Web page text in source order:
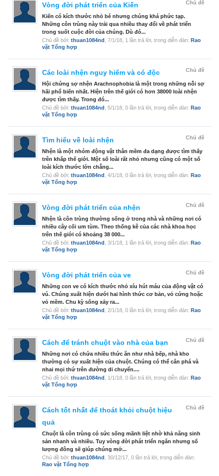
Chủ đề
Vòng đời phát triển của Kiến
Kiến có kích thước nhỏ bé nhưng chúng khá phức tạp.
Những côn trùng này trải qua nhiều thay đổi về phát triển
trong suốt cuộc đời của chúng. Dù đó...
Chủ đề bởi: thuan1084nd 7/1/18 , 1 lần trả lời, trong diễn đàn: Rao
vặt Tổng hợp
Chủ đề
Các loài nhện nguy hiểm và có độc
Hội chứng sợ nhện Arachnophobia là một trong những nỗi sợ
hãi phổ biến nhất. Hiện trên thế giới có hơn 38000 loài nhện
được tìm thấy. Trong đó...
Chủ đề bởi: thuan1084nd 5/1/18 , 0 lần trả lời, trong diễn đàn: Rao
vặt Tổng hợp
Chủ đề
Tìm hiểu về loài nhện
Nhện là một nhóm động vật thân mềm đa dạng được tìm thấy
trên khắp thế giới. Một số loài rất nhỏ nhưng cũng có một số
loài kích thước lớn chẳng...
Chủ đề bởi: thuan1084nd 4/1/18 , 0 lần trả lời, trong diễn đàn: Rao
vặt Tổng hợp
Chủ đề
Vòng đời phát triển của nhện
Nhện là côn trùng thường sống ở trong nhà và những nơi có
nhiều cây cối um tùm. Theo thống kê của các nhà khoa học
trên thế giới có khoảng 38 000...
Chủ đề bởi: thuan1084nd 3/1/18 , 1 lần trả lời, trong diễn đàn: Rao
vặt Tổng hợp
Chủ đề
Vòng đời phát triển của ve
Những con ve có kích thước nhỏ xíu hút máu của động vật có
vú. Chúng xuất hiện dưới hai hình thức cơ bản, vỏ cứng hoặc
vỏ mềm. Chu kỳ sống xảy ra...
Chủ đề bởi: thuan1084nd 2/1/18 , 0 lần trả lời, trong diễn đàn: Rao
vặt Tổng hợp
Chủ đề
Cách để tránh chuột vào nhà của bạn
Những nơi có chứa nhiều thức ăn như nhà bếp, nhà kho
thường có sự xuất hiện của chuột. Chúng có thể cắn phá và
nhai mọi thứ trên đường di chuyển....
Chủ đề bởi: thuan1084nd 1/1/18 , 0 lần trả lời, trong diễn đàn: Rao
vặt Tổng hợp
Chủ đề
Cách tốt nhất để thoát khỏi chuột hiệu
quả
Chuột là côn trùng có sức sống mãnh liệt nhờ khả năng sinh
sản nhanh và nhiều. Tuy vòng đời phát triển ngắn nhưng số
lượng đông sẽ giúp chúng mở...
Chủ đề bởi: thuan1084nd 30/12/17 , 0 lần trả lời, trong diễn đàn:
Rao vặt Tổng hợp